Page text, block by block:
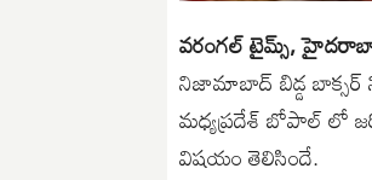
వరంగల్ టైమ్స్,
నిజామాబాద్ బిడ్డ బాక్సర్
మధ్యప్రదేశ్ బోపాల్ లో
విషయం తెలిసిందే.